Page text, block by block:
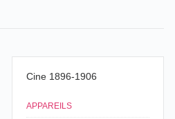
Cine 1896-1906
APPAREILS